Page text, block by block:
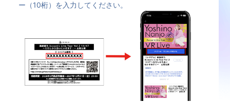
ー（10桁）を入力してください。